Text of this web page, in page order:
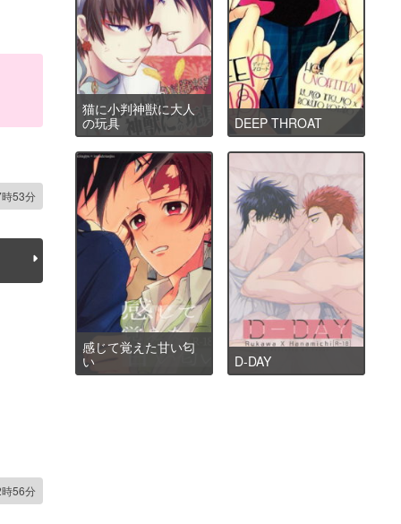
53分
56分
猫に小判神獣に大人
の玩具
DEEP THROAT
感じて覚えた甘い匂
い
D-DAY